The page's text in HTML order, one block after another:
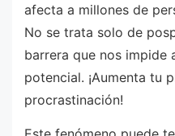
afecta a millones de
No se trata solo de
barrera que nos impide
potencial. ¡Aumenta tu
procrastinación!